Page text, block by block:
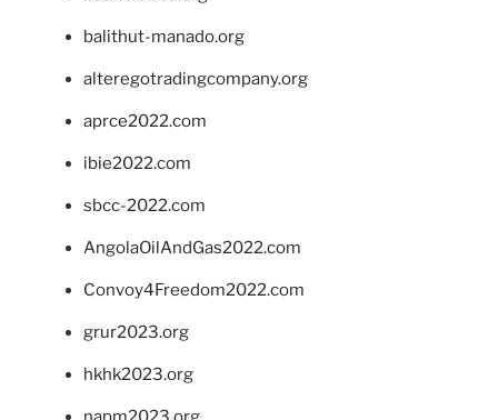
balithut-manado.org
alteregotradingcompany.org
aprce2022.com
ibie2022.com
sbcc-2022.com
AngolaOilAndGas2022.com
Convoy4Freedom2022.com
grur2023.org
hkhk2023.org